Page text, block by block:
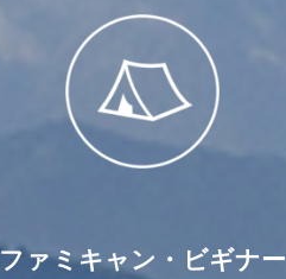
ファミキャン・ビギナー